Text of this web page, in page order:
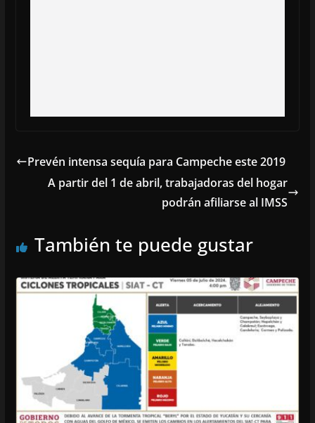
Prevén intensa sequía para Campeche este 2019
A partir del 1 de abril, trabajadoras del hogar
podrán afiliarse al IMSS
También te puede gustar